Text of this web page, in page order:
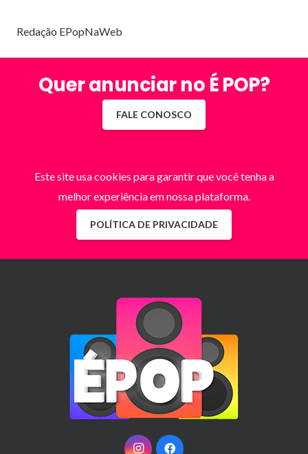
Redação EPopNaWeb
Quer anunciar no É POP?
FALE CONOSCO
Este site usa cookies para garantir que você tenha a
melhor experiência em nossa plataforma.
POLÍTICA DE PRIVACIDADE